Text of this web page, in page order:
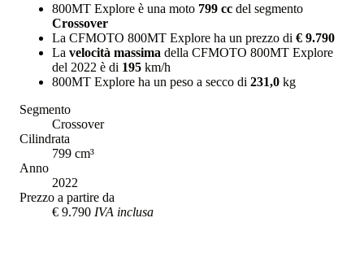
800MT Explore è una moto 799 cc del segmento
Crossover
La CFMOTO 800MT Explore ha un prezzo di € 9.790
La velocità massima della CFMOTO 800MT Explore
del 2022 è di 195 km/h
800MT Explore ha un peso a secco di 231,0 kg
Segmento
Crossover
Cilindrata
799 cm³
Anno
2022
Prezzo a partire da
€ 9.790 IVA inclusa